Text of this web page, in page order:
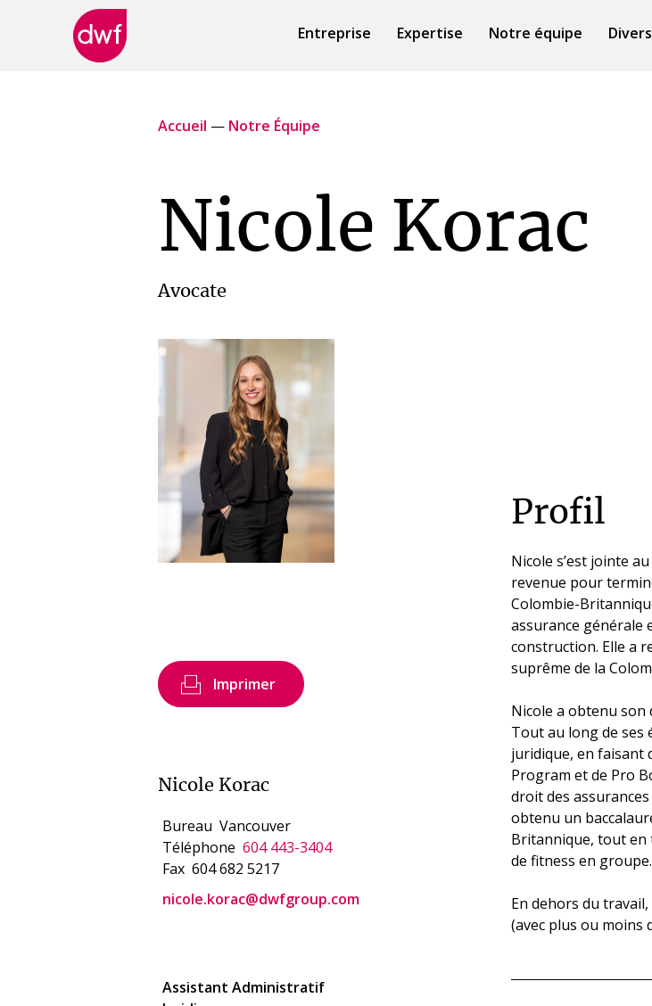
Entreprise Expertise Notre équipe
Accueil — Notre Équipe
Nicole Korac
Avocate
Imprimer
Nicole Korac
Bureau Vancouver
Téléphone 604 443-3404
Fax 604 682 5217
nicole.korac@dwfgroup.com
Assistant Administratif
Profil
Nicole s’est jointe
revenue pour
Colombie-
assurance générale
construction. Elle a
suprême de la
Nicole a obtenu son
Tout au long de ses
juridique, en faisant
Program et de Pro
droit des
obtenu un
Britannique, tout en
de fitness en groupe.
En dehors du
(avec plus ou moins